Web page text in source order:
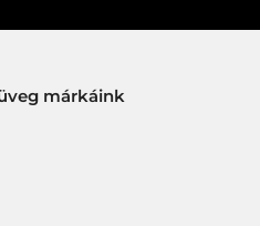
márkáink